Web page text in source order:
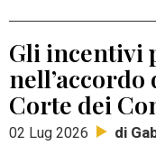
Gli incentivi
Corte dei
02 Lug 2026 di